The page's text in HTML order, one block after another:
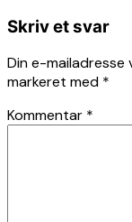
Skriv et svar
Din e-mailadresse
markeret med *
Kommentar *